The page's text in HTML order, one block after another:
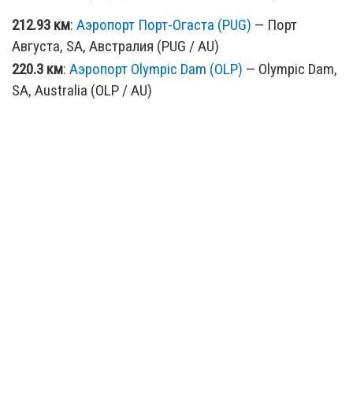
212.93 км: Аэропорт Порт-Огаста (PUG) — Порт
Августа, SA, Австралия (PUG / AU)
220.3 км: Аэропорт Olympic Dam (OLP) — Olympic Dam,
SA, Australia (OLP / AU)